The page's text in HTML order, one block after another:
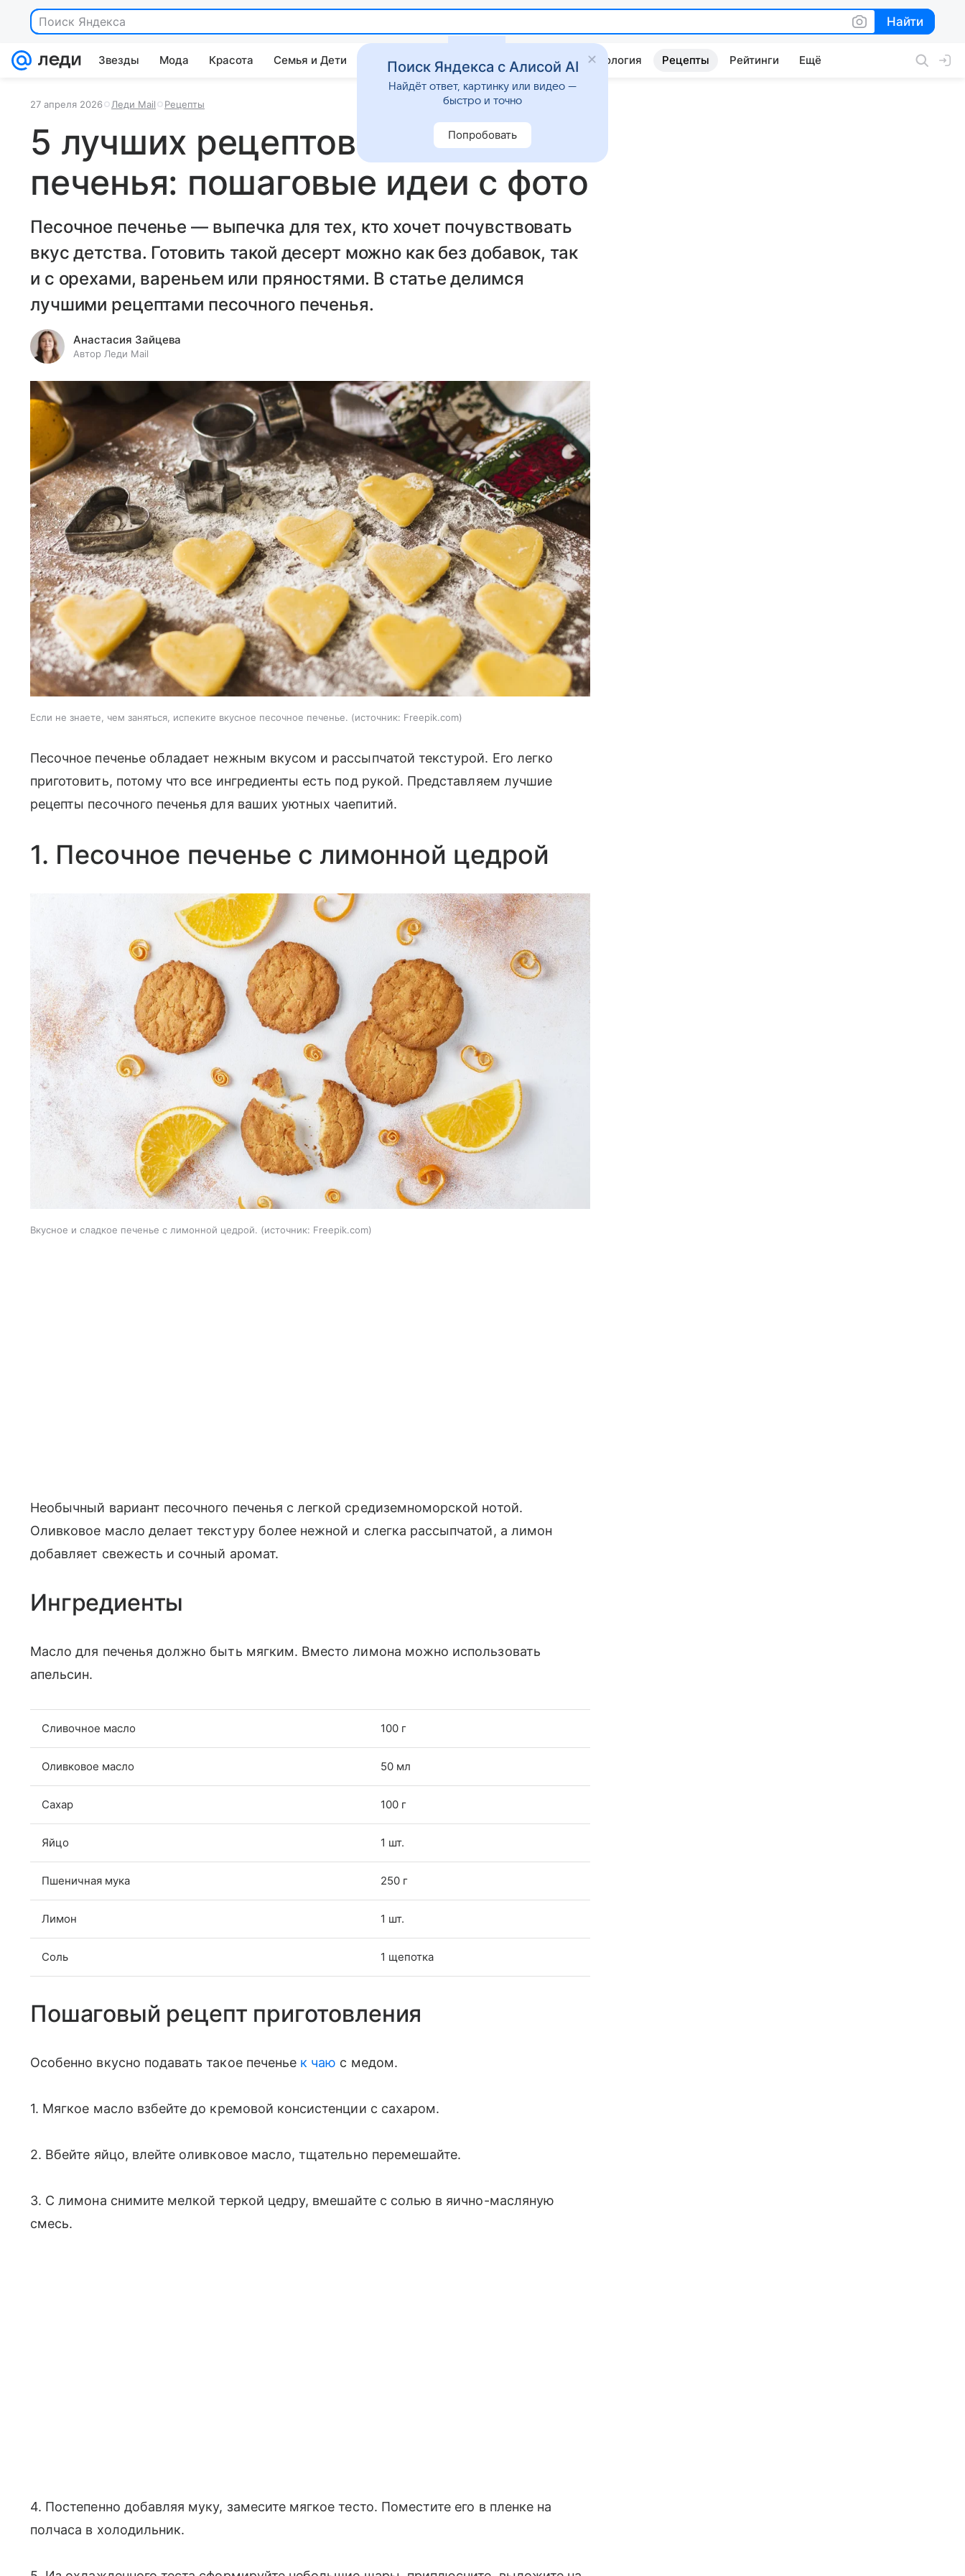
Поиск Яндекса Найти
Найти
Звезды Мода Красота Семья и Дети Дом Гороскопы Стиль жизни Психология Рецепты Рейтинги Ещё
27 апреля 2026 Леди Mail Рецепты
5 лучших рецептов песочного
печенья: пошаговые идеи с фото
Песочное печенье — выпечка для тех, кто хочет почувствовать
вкус детства. Готовить такой десерт можно как без добавок, так
и с орехами, вареньем или пряностями. В статье делимся
лучшими рецептами песочного печенья.
Анастасия Зайцева
Автор Леди Mail
Если не знаете, чем заняться, испеките вкусное песочное печенье. источник: Freepik.com
Песочное печенье обладает нежным вкусом и рассыпчатой текстурой. Его легко
приготовить, потому что все ингредиенты есть под рукой. Представляем лучшие
рецепты песочного печенья для ваших уютных чаепитий.
1. Песочное печенье с лимонной цедрой
Вкусное и сладкое печенье с лимонной цедрой. источник: Freepik.com
Необычный вариант песочного печенья с легкой средиземноморской нотой.
Оливковое масло делает текстуру более нежной и слегка рассыпчатой, а лимон
добавляет свежесть и сочный аромат.
Ингредиенты
Масло для печенья должно быть мягким. Вместо лимона можно использовать
апельсин.
Сливочное масло 100 г
Оливковое масло 50 мл
Сахар 100 г
Яйцо 1 шт.
Пшеничная мука 250 г
Лимон 1 шт.
Соль 1 щепотка
Пошаговый рецепт приготовления
Особенно вкусно подавать такое печенье к чаю с медом.
1. Мягкое масло взбейте до кремовой консистенции с сахаром.
2. Вбейте яйцо, влейте оливковое масло, тщательно перемешайте.
3. С лимона снимите мелкой теркой цедру, вмешайте с солью в яично-масляную
смесь.
4. Постепенно добавляя муку, замесите мягкое тесто. Поместите его в пленке на
полчаса в холодильник.
Поиск Яндекса с Алисой AI
Найдёт ответ, картинку или видео —
быстро и точно
Попробовать